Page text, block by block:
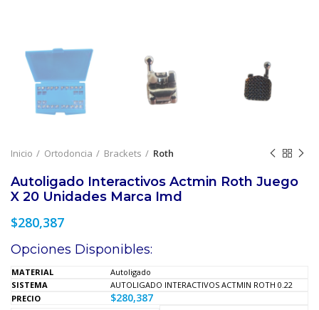
Inicio Ortodoncia Brackets Roth
Autoligado Interactivos Actmin Roth Juego
X 20 Unidades Marca Imd
$280,387
Opciones Disponibles:
Autoligado
AUTOLIGADO INTERACTIVOS ACTMIN ROTH 0.22
$280,387